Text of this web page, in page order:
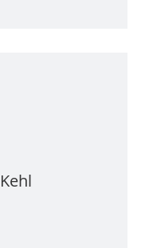
Kehl